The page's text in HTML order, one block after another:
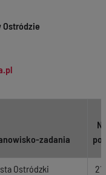
zadania
Nr
Ostródzki